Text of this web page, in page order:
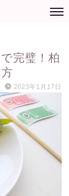
完璧！柏
2023年1月17日